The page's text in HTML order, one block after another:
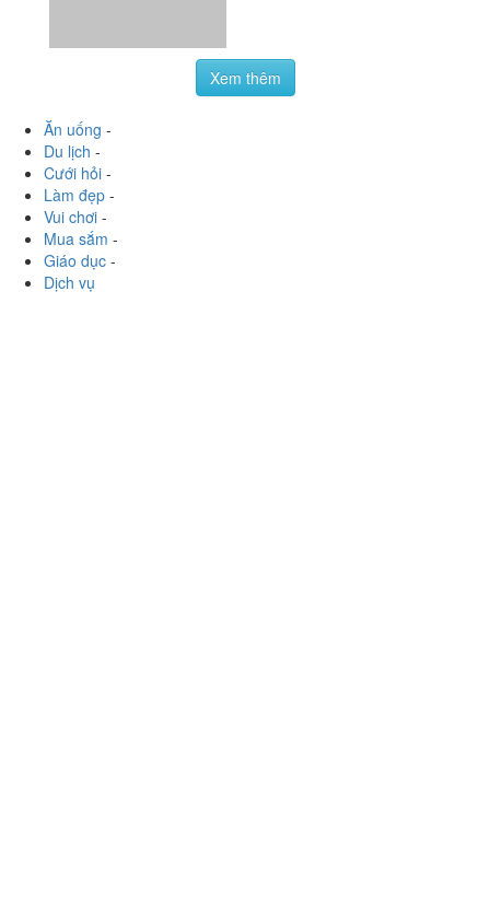
Xem thêm
Ăn uống -
Du lịch -
Cưới hỏi -
Làm đẹp -
Vui chơi -
Mua sắm -
Giáo dục -
Dịch vụ